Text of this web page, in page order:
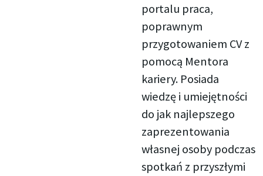
portalu praca,
poprawnym
przygotowaniem CV z
pomocą Mentora
kariery. Posiada
wiedzę i umiejętności
do jak najlepszego
zaprezentowania
własnej osoby podczas
spotkań z przyszłymi